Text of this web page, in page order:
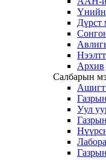
Үнийн
Дүрст
Архив
Салбарын
Ашигт
Уул